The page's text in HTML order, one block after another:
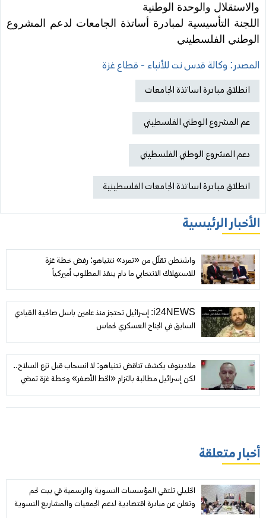
والاستقلال والوحدة الوطنية
اللجنة التأسيسية لمبادرة أساتذة الجامعات لدعم المشروع
الوطني الفلسطيني
المصدر: وكالة قدس نت للأنباء - قطاع غزة
انطلاق مبادرة اساتذة الجامعات
عم المشروع الوطني الفلسطيني
دعم المشروع الوطني الفلسطيني
انطلاق مبادرة اساتذة الجامعات الفلسطينية
الأخبار الرئيسية
واشنطن تقلّل من «تمرد» نتنياهو: رفض خطة غزة
للاستهلاك الانتخابي ما دام ينفذ المطلوب أميركياً
i24NEWS: إسرائيل تحتجز منذ عامين باسل صالحية القيادي
السابق في الجناح العسكري لحماس
ملادينوف يكشف تناقض نتنياهو: لا انسحاب قبل نزع السلاح..
لكن إسرائيل مطالبة بالتزام «الخط الأصفر» وخطة غزة تمضي
أخبار متعلقة
الخليلي تلتقي المؤسسات النسوية والرسمية في بيت لحم
وتعلن عن مبادرة اقتصادية لدعم الجمعيات والمشاريع النسوية